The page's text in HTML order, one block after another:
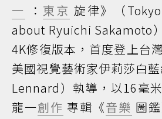
一
： 東京 旋律》（
about Ryuichi Sakamoto
4K修復版本，首度登上台
美國視覺藝術家伊莉莎白
Lennard）執導，以16毫
龍一創作 專輯《音樂 圖